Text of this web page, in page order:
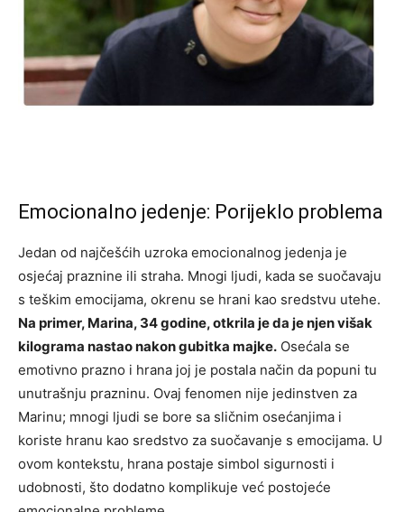
Emocionalno jedenje: Porijeklo problema
Jedan od najčešćih uzroka emocionalnog jedenja je
osjećaj praznine ili straha. Mnogi ljudi, kada se suočavaju
s teškim emocijama, okrenu se hrani kao sredstvu utehe.
Na primer, Marina, 34 godine, otkrila je da je njen višak
kilograma nastao nakon gubitka majke. Osećala se
emotivno prazno i hrana joj je postala način da popuni tu
unutrašnju prazninu. Ovaj fenomen nije jedinstven za
Marinu; mnogi ljudi se bore sa sličnim osećanjima i
koriste hranu kao sredstvo za suočavanje s emocijama. U
ovom kontekstu, hrana postaje simbol sigurnosti i
udobnosti, što dodatno komplikuje već postojeće